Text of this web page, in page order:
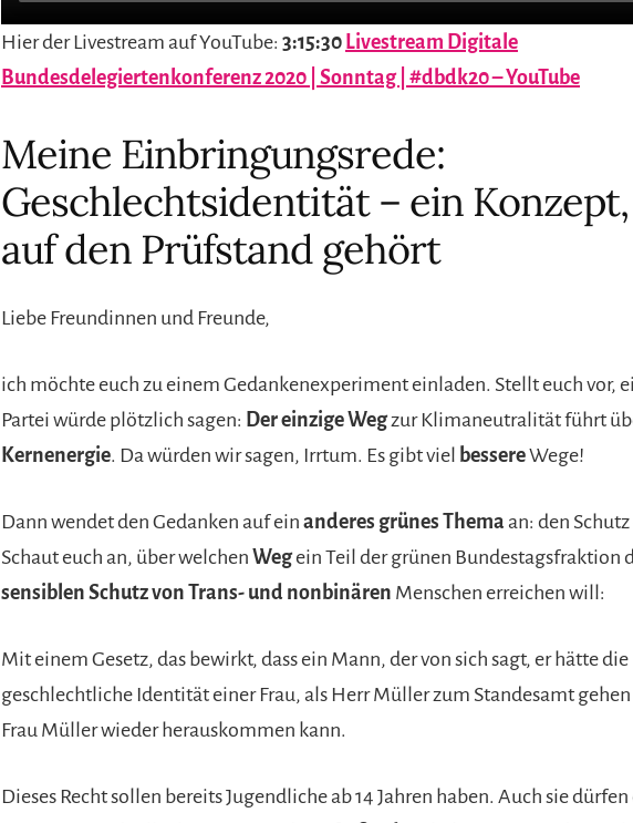
Hier der Livestream auf YouTube: 3:15:30 Livestream Digitale
Bundesdelegiertenkonferenz 2020 | Sonntag | #dbdk20 – YouTube
Meine Einbringungsrede:
Geschlechtsidentität – ein
auf den Prüfstand gehört
Liebe Freundinnen und Freunde,
ich möchte euch zu einem Gedankenexperiment einladen. Stellt euch vor,
Partei würde plötzlich sagen: Der einzige Wegzur Klimaneutralität führt
Kernenergie. Da würden wir sagen, Irrtum. Es gibt viel bessereWege!
Dann wendet den Gedanken auf ein anderes grünes Thema an: den
Schaut euch an, über welchen Wegein Teil der grünen Bundestagsfraktion
sensiblen Schutz von Trans- und nonbinären Menschen erreichen will:
Mit einem Gesetz, das bewirkt, dass ein Mann, der von sich sagt, er hätte die
geschlechtliche Identität einer Frau, als Herr Müller zum Standesamt
Frau Müller wieder herauskommen kann.
Dieses Recht sollen bereits Jugendliche ab 14 Jahren haben. Auch sie dürfen